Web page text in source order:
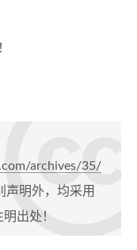
archives/35/
声明外，均采用
出处！